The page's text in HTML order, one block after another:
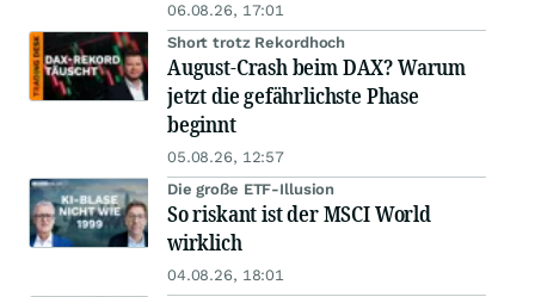
06.08.26, 17:01
Short trotz Rekordhoch
August-Crash beim DAX? Warum
jetzt die gefährlichste Phase
beginnt
05.08.26, 12:57
Die große ETF-Illusion
So riskant ist der MSCI World
wirklich
04.08.26, 18:01